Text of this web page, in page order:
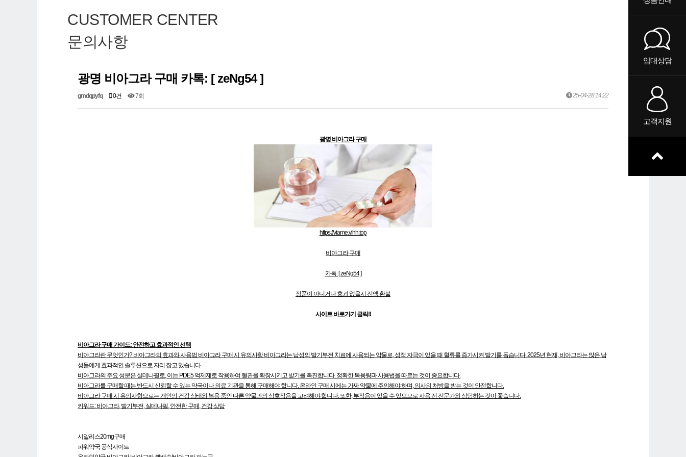
임대상담
고객지원
CUSTOMER CENTER
문의사항
광명 비아그라 구매 카톡: [ zeNg54 ]
gmdqpyfq 0건 7회 25-04-28 14:22
광명 비아그라 구매
https://viame.vihh.top
비아그라 구매
카톡: [ zeNg54 ]
정품이 아니거나 효과 없을시 전액 환불
사이트 바로가기 클릭!!
비아그라 구매 가이드: 안전하고 효과적인 선택
비아그라란 무엇인가? 비아그라의 효과와 사용법 비아그라 구매 시 유의사항 비아그라는 남성의 발기부전 치료에 사용되는 약물로, 성적 자극이 있을 때 혈류를 증가시켜 발기를 돕습니다. 2025년 현재, 비아그라는 많은 남
성들에게 효과적인 솔루션으로 자리 잡고 있습니다.
비아그라의 주요 성분은 실데나필로, 이는 PDE5 억제제로 작용하여 혈관을 확장시키고 발기를 촉진합니다. 정확한 복용량과 사용법을 따르는 것이 중요합니다.
비아그라를 구매할 때는 반드시 신뢰할 수 있는 약국이나 의료 기관을 통해 구매해야 합니다. 온라인 구매 시에는 가짜 약물에 주의해야 하며, 의사의 처방을 받는 것이 안전합니다.
비아그라 구매 시 유의사항으로는 개인의 건강 상태와 복용 중인 다른 약물과의 상호작용을 고려해야 합니다. 또한, 부작용이 있을 수 있으므로 사용 전 전문가와 상담하는 것이 좋습니다.
키워드: 비아그라, 발기부전, 실데나필, 안전한 구매, 건강 상담
시알리스20mg구매
파워약국 공식사이트